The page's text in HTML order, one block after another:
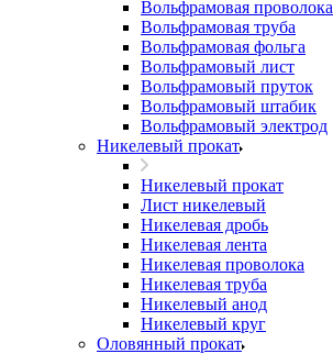
Вольфрамовая проволока
Вольфрамовая труба
Вольфрамовая фольга
Вольфрамовый лист
Вольфрамовый пруток
Вольфрамовый штабик
Вольфрамовый электрод
Никелевый прокат
Никелевый прокат
Лист никелевый
Никелевая дробь
Никелевая лента
Никелевая проволока
Никелевая труба
Никелевый анод
Никелевый круг
Оловянный прокат